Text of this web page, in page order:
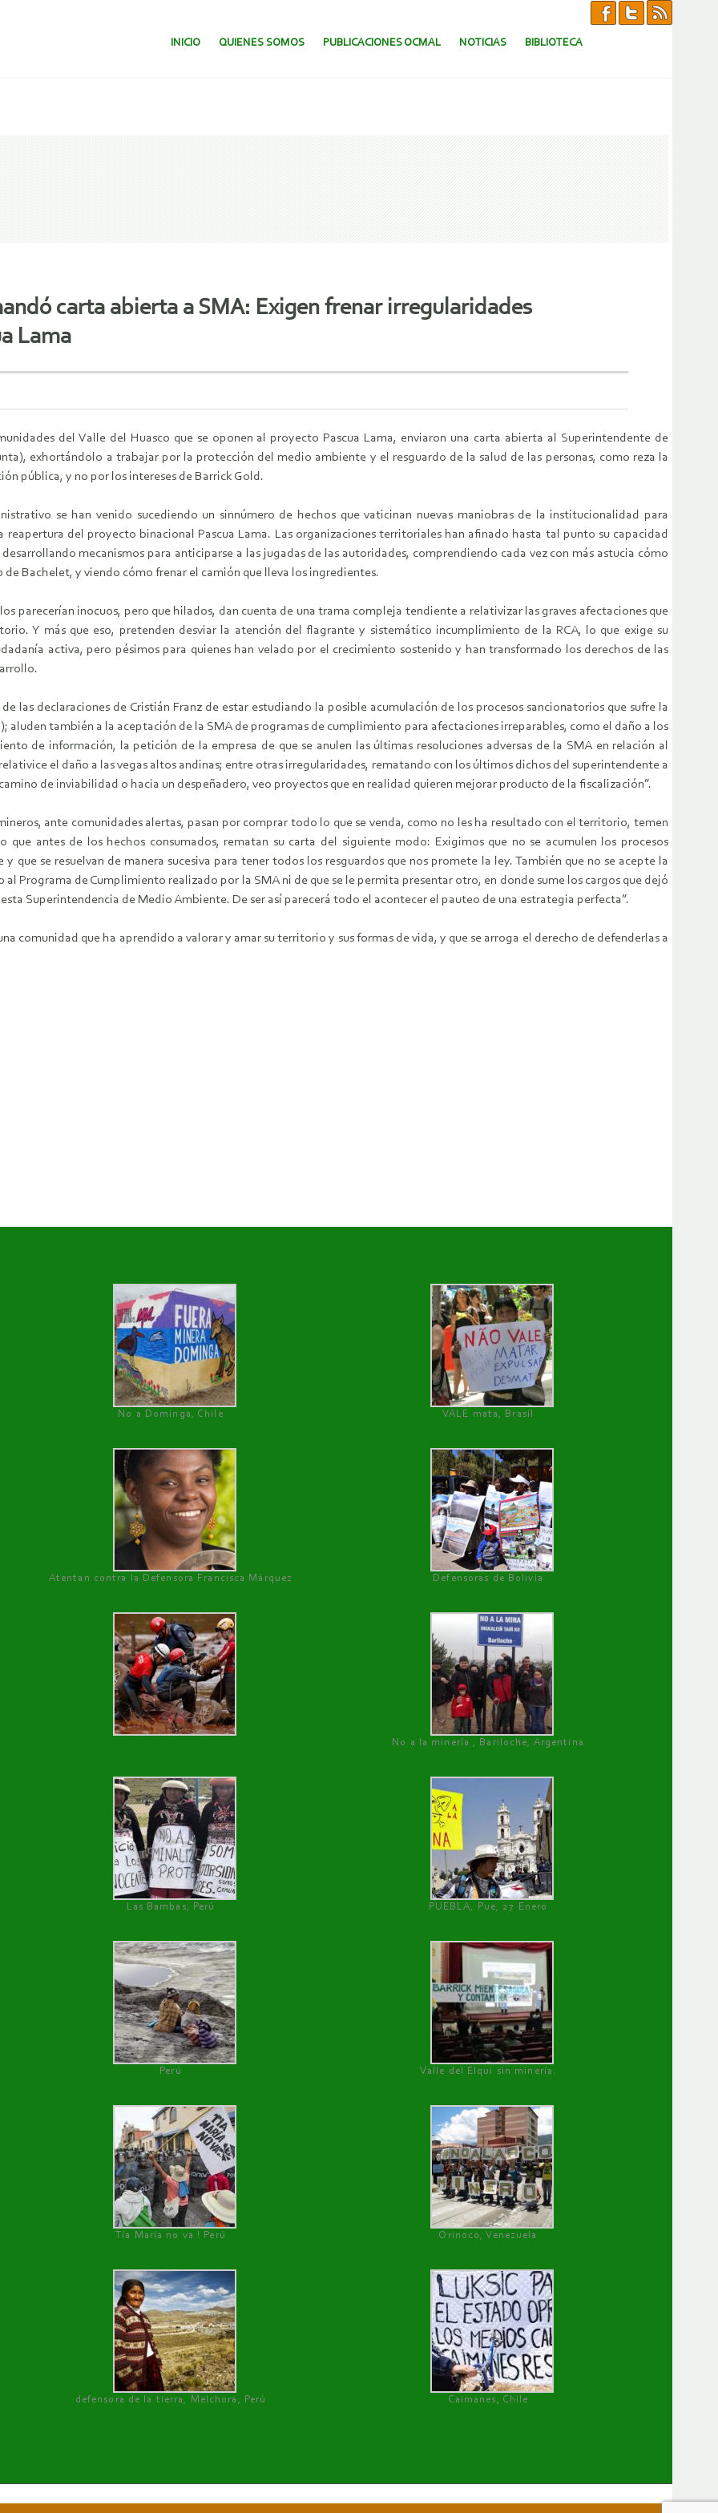
SALTAR AL CONTENIDO.
INICIO QUIENES SOMOS PUBLICACIONES OCMAL NOTICIAS BIBLIOTECA
carta abierta a SMA: Exigen frenar irregularidades
Lama
del Valle del Huasco que se oponen al proyecto Pascua Lama, enviaron una carta abierta al Superintendente de
exhortándolo a trabajar por la protección del medio ambiente y el resguardo de la salud de las personas, como reza la
pública, y no por los intereses de Barrick Gold.
se han venido sucediendo un sinnúmero de hechos que vaticinan nuevas maniobras de la institucionalidad para
reapertura del proyecto binacional Pascua Lama. Las organizaciones territoriales han afinado hasta tal punto su capacidad
mecanismos para anticiparse a las jugadas de las autoridades, comprendiendo cada vez con más astucia cómo
de Bachelet, y viendo cómo frenar el camión que lleva los ingredientes.
parecerían inocuos, pero que hilados, dan cuenta de una trama compleja tendiente a relativizar las graves afectaciones que
Y más que eso, pretenden desviar la atención del flagrante y sistemático incumplimiento de la RCA, lo que exige su
activa, pero pésimos para quienes han velado por el crecimiento sostenido y han transformado los derechos de las
las declaraciones de Cristián Franz de estar estudiando la posible acumulación de los procesos sancionatorios que sufre la
aluden también a la aceptación de la SMA de programas de cumplimiento para afectaciones irreparables, como el daño a los
de información, la petición de la empresa de que se anulen las últimas resoluciones adversas de la SMA en relación al
el daño a las vegas altos andinas; entre otras irregularidades, rematando con los últimos dichos del superintendente a
de inviabilidad o hacia un despeñadero, veo proyectos que en realidad quieren mejorar producto de la fiscalización”.
ante comunidades alertas, pasan por comprar todo lo que se venda, como no les ha resultado con el territorio, temen
que antes de los hechos consumados, rematan su carta del siguiente modo: Exigimos que no se acumulen los procesos
que se resuelvan de manera sucesiva para tener todos los resguardos que nos promete la ley. También que no se acepte la
Programa de Cumplimiento realizado por la SMA ni de que se le permita presentar otro, en donde sume los cargos que dejó
Superintendencia de Medio Ambiente. De ser así parecerá todo el acontecer el pauteo de una estrategia perfecta”.
comunidad que ha aprendido a valorar y amar su territorio y sus formas de vida, y que se arroga el derecho de defenderlas a
No a Dominga, Chile
VALE mata, Brasil
Atentan contra la Defensora Francisca Márquez Defensoras de Bolivia
No a la minería , Bariloche, Argentina
Las Bambas, Perú PUEBLA, Pue, 27 Enero
Perú Valle del Elqui sin minería.
Tía María no va ! Perú Orinoco, Venezuela
defensora de la tierra, Melchora, Perú Caimanes, Chile